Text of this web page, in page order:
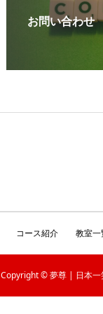
お問い合わせ
コース紹介 教室一
Copyright © 夢尊 | 日本一